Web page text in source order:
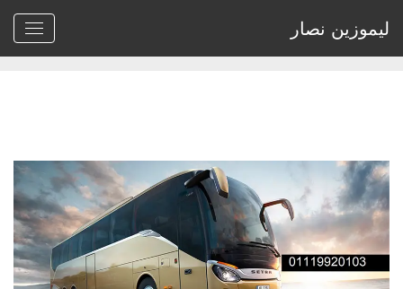
ليموزين نصار
Home
> غير مصنف